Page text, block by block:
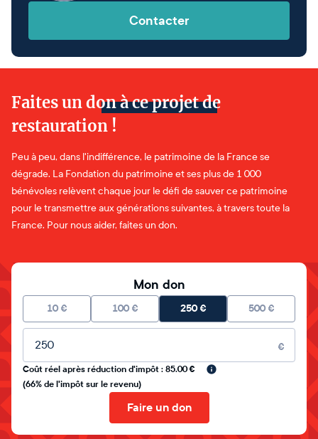
Contacter
Faites un don à ce projet de
restauration !
Peu à peu, dans l'indifférence, le patrimoine de la France se
dégrade. La Fondation du patrimoine et ses plus de 1 000
bénévoles relèvent chaque jour le défi de sauver ce patrimoine
pour le transmettre aux générations suivantes, à travers toute la
France. Pour nous aider, faites un don.
Mon don
10 € 100 € 250€ 500 €
Montant libre
€
Coût réel après réduction d'impôt : 85.00 €
(66% de l'impôt sur le revenu)
Faire un don